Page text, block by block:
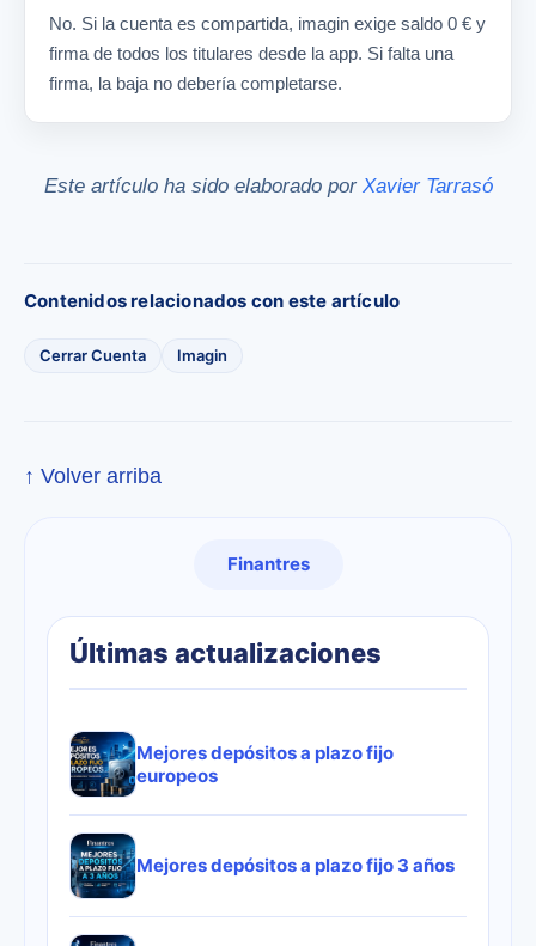
No. Si la cuenta es compartida, imagin exige saldo 0 € y
firma de todos los titulares desde la app. Si falta una
firma, la baja no debería completarse.
Este artículo ha sido elaborado por Xavier Tarrasó
Contenidos relacionados con este artículo
Cerrar Cuenta Imagin
↑ Volver arriba
Finantres
Últimas actualizaciones
Mejores depósitos a plazo fijo
europeos
Mejores depósitos a plazo fijo 3 años